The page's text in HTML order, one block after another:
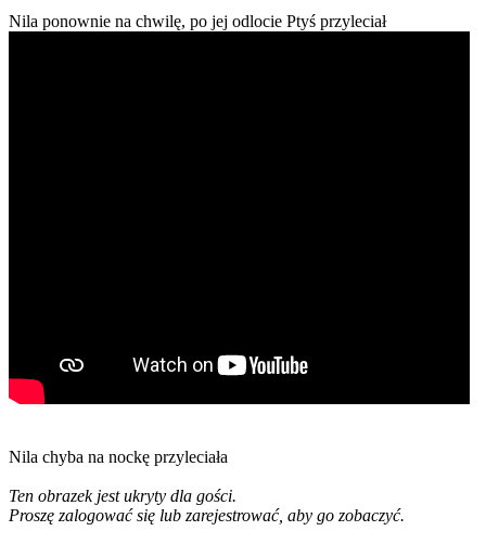
Nila ponownie na chwilę, po jej odlocie Ptyś przyleciał
Nila chyba na nockę przyleciała
Ten obrazek jest ukryty dla gości.
Proszę zalogować się lub zarejestrować, aby go zobaczyć.